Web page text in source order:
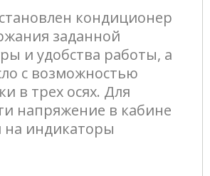
кондиционер
заданной
и удобства работы, а
с возможностью
в трех осях. Для
напряжение в кабине
на индикаторы